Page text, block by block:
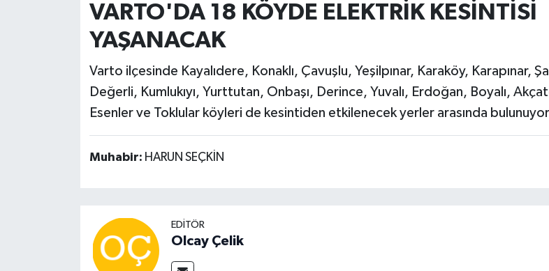
VARTO'DA 18 KÖYDE ELEKTRİK KESİNTİSİ
YAŞANACAK
Varto ilçesinde Kayalıdere, Konaklı, Çavuşlu, Yeşilpınar, Karaköy, Karapınar,
Değerli, Kumlukıyı, Yurttutan, Onbaşı, Derince, Yuvalı, Erdoğan, Boyalı,
Esenler ve Toklular köyleri de kesintiden etkilenecek yerler arasında
Muhabir: HARUN SEÇKİN
EDITÖR
Olcay Çelik